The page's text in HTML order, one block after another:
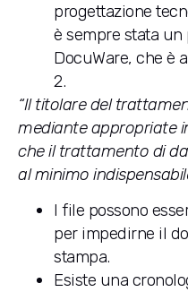
progettazione
è sempre stata
DocuWare, che è
2.
“Il titolare del
mediante appropriate
che il trattamento di
al minimo
I file possono
per impedirne il
stampa.
Esiste una